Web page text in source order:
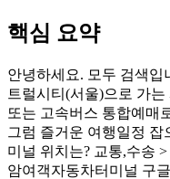
핵심 요약
안녕하세요. 모두 검색입
트럴시티(서울)으로 가
또는 고속버스 통합예매
그럼 즐거운 여행일정 잡
미널 위치는? 교통,수송
암여객자동차터미널 구